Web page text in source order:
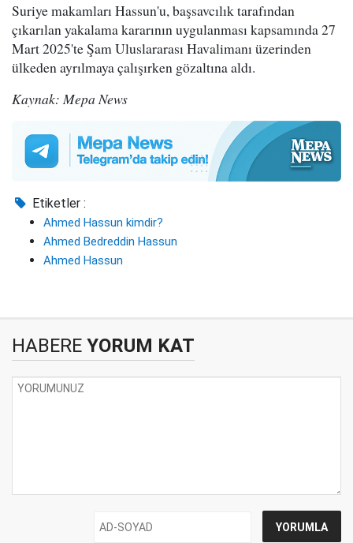
Suriye makamları Hassun'u, başsavcılık tarafından
çıkarılan yakalama kararının uygulanması kapsamında 27
Mart 2025'te Şam Uluslararası Havalimanı üzerinden
ülkeden ayrılmaya çalışırken gözaltına aldı.
Kaynak: Mepa News
Etiketler :
Ahmed Hassun kimdir?
Ahmed Bedreddin Hassun
Ahmed Hassun
HABERE YORUM KAT